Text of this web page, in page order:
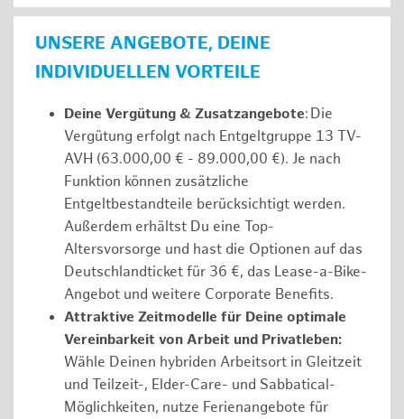
UNSERE ANGEBOTE, DEINE
INDIVIDUELLEN VORTEILE
Deine Vergütung & Zusatzangebote: Die
Vergütung erfolgt nach Entgeltgruppe 13 TV-
AVH (63.000,00 € - 89.000,00 €). Je nach
Funktion können zusätzliche
Entgeltbestandteile berücksichtigt werden.
Außerdem erhältst Du eine Top-
Altersvorsorge und hast die Optionen auf das
Deutschlandticket für 36 €, das Lease-a-Bike-
Angebot und weitere Corporate Benefits.
Attraktive Zeitmodelle für Deine optimale
Vereinbarkeit von Arbeit und Privatleben:
Wähle Deinen hybriden Arbeitsort in Gleitzeit
und Teilzeit-, Elder-Care- und Sabbatical-
Möglichkeiten, nutze Ferienangebote für